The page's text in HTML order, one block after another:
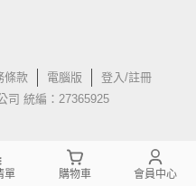
條款 電腦版
登入/註冊
司 統編：27365925
單 購物車 會員中心